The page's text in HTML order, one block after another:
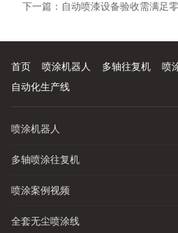
下一篇： 自动喷漆设备验收需满足
首页 喷涂机器人 多轴往复机 喷
自动化生产线
喷涂机器人
多轴喷涂往复机
喷涂案例视频
全套无尘喷涂线